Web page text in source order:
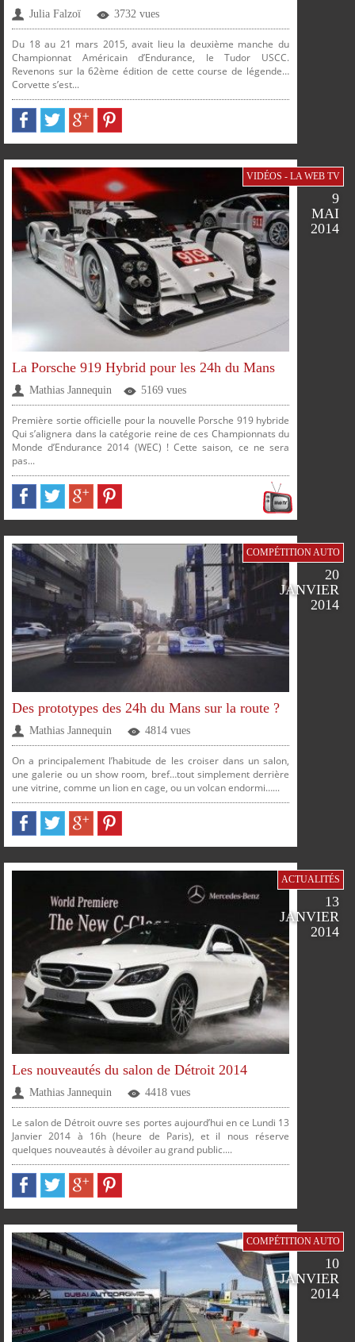
PLUS
FACEBOOKTWITTERGOOGLE
PLUS
PINTEREST
PLUS
SUR
FACEBOOK
SUR
TWITTERGOOGLE
SUR
PINTEREST
SUR SUR SUR SUR
PARTAGERPARTAGER
SUR
PARTAGER
SUR
PARTAGER
SUR
Julia Falzoï 3732 vues
Du 18 au 21 mars 2015, avait lieu la deuxième manche du
Championnat Américain d’Endurance, le Tudor USCC.
Revenons sur la 62ème édition de cette course de légende…
Corvette s’est...
PARTAGER
SUR
PARTAGER
SUR
PARTAGER
SUR
PARTAGER
SUR
VIDÉOS - LA WEB TV
9
MAI
2014
La Porsche 919 Hybrid pour les 24h du Mans
Mathias Jannequin 5169 vues
Première sortie officielle pour la nouvelle Porsche 919 hybride
Qui s’alignera dans la catégorie reine de ces Championnats du
Monde d’Endurance 2014 (WEC) ! Cette saison, ce ne sera
pas...
COMPÉTITION AUTO
20
JANVIER
2014
Des prototypes des 24h du Mans sur la route ?
Mathias Jannequin 4814 vues
On a principalement l’habitude de les croiser dans un salon,
une galerie ou un show room, bref…tout simplement derrière
une vitrine, comme un lion en cage, ou un volcan endormi…...
PARTAGERPARTAGERPARTAGERPARTAGER
ACTUALITÉS
13
JANVIER
2014
Les nouveautés du salon de Détroit 2014
Mathias Jannequin 4418 vues
Le salon de Détroit ouvre ses portes aujourd’hui en ce Lundi 13
Janvier 2014 à 16h (heure de Paris), et il nous réserve
quelques nouveautés à dévoiler au grand public....
COMPÉTITION AUTO
10
JANVIER
2014